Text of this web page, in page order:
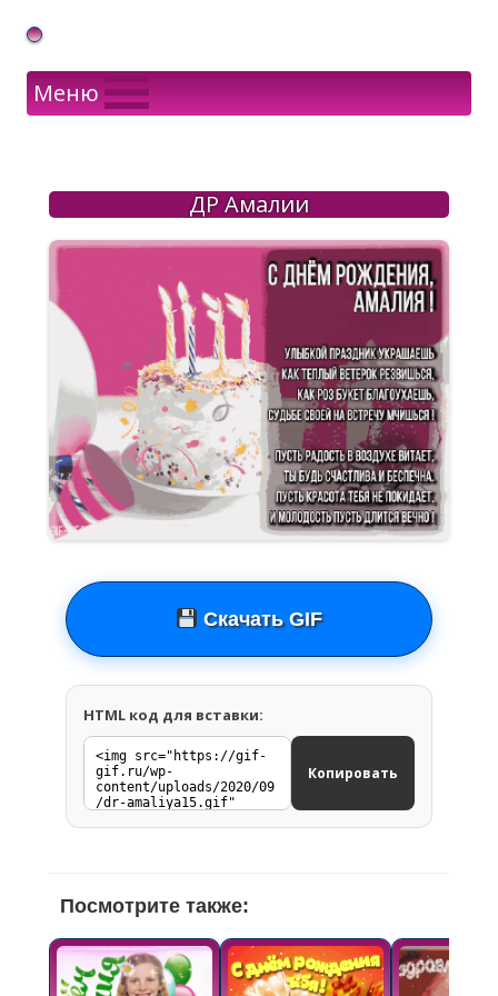
Gif Открытки в подарок
Меню
ДР Амалии
Скачать GIF
HTML код для вставки:
Копировать
Посмотрите также: